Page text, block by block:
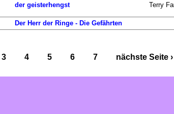
der geisterhengst Terry
Der Herr der Ringe - Die Gefährten
3 4 5 6 7 nächste Seite ›